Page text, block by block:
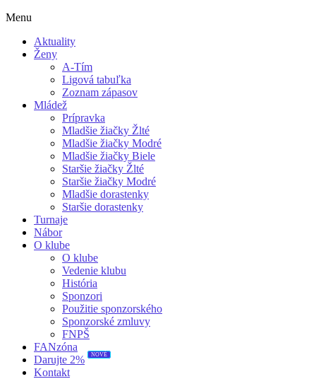
Menu
Aktuality
Ženy
A-Tím
Ligová tabuľka
Zoznam zápasov
Mládež
Prípravka
Mladšie žiačky Žlté
Mladšie žiačky Modré
Mladšie žiačky Biele
Staršie žiačky Žlté
Staršie žiačky Modré
Mladšie dorastenky
Staršie dorastenky
Turnaje
Nábor
O klube
O klube
Vedenie klubu
História
Sponzori
Použitie sponzorského
Sponzorské zmluvy
FNPŠ
FANzóna
Darujte 2%
NOVÉ
Kontakt